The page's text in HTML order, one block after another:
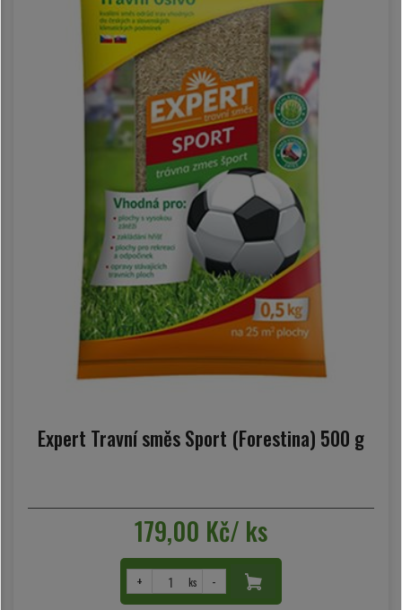
Expert Travní směs Sport (Forestina) 500 g
179,00 Kč/ ks
+ ks -